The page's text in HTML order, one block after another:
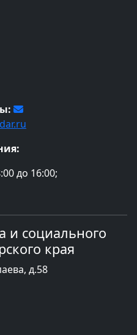
до 16:00;
и социального
края
д.58